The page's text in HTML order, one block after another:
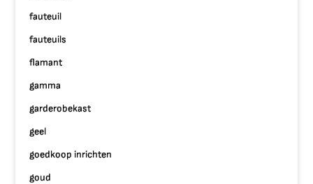
fauteuil
fauteuils
flamant
gamma
garderobekast
geel
goedkoop inrichten
goud